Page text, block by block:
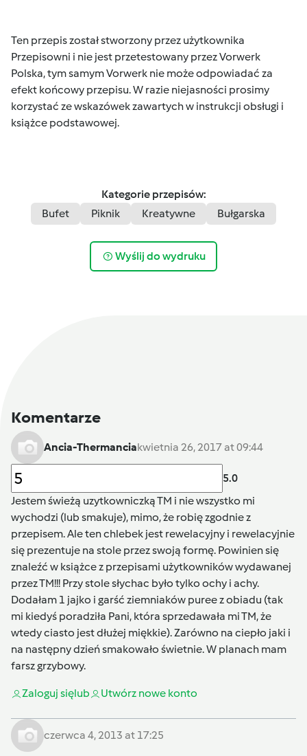
Ten przepis został stworzony przez użytkownika
Przepisowni i nie jest przetestowany przez Vorwerk
Polska, tym samym Vorwerk nie może odpowiadać za
efekt końcowy przepisu. W razie niejasności prosimy
korzystać ze wskazówek zawartych w instrukcji obsługi i
książce podstawowej.
Kategorie przepisów:
Bufet
Piknik Kreatywne Bułgarska
Wyślij do wydruku
Komentarze
Ancia-Thermanciakwietnia 26, 2017 at 09:44
5.0
Jestem świeżą uzytkowniczką TM i nie wszystko mi
wychodzi (lub smakuje), mimo, że robię zgodnie z
przepisem. Ale ten chlebek jest rewelacyjny i rewelacyjnie
się prezentuje na stole przez swoją formę. Powinien się
znaleźć w książce z przepisami użytkowników wydawanej
przez TM!!! Przy stole słychac było tylko ochy i achy.
Dodałam 1 jajko i garść ziemniaków puree z obiadu (tak
mi kiedyś poradziła Pani, która sprzedawała mi TM, że
wtedy ciasto jest dłużej miękkie). Zarówno na ciepło jaki i
na następny dzień smakowało świetnie. W planach mam
farsz grzybowy.
Zaloguj sięlub Utwórz nowe konto
czerwca 4, 2013 at 17:25